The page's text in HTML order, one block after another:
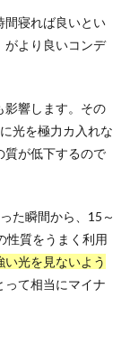
間寝れば良いとい
がより良いコンデ
影響します。その
光を極力カ入れな
質が低下するので
た瞬間から、15～
性質をうまく利用
光を見ないよう
って相当にマイナ